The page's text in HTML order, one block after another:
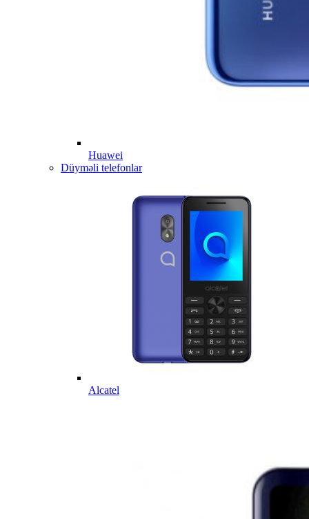
Huawei
Düyməli telefonlar
Alcatel